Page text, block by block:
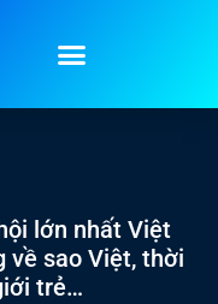
lớn nhất Việt
về sao Việt, thời
trẻ…